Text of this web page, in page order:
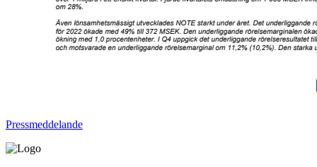
Pressmeddelande